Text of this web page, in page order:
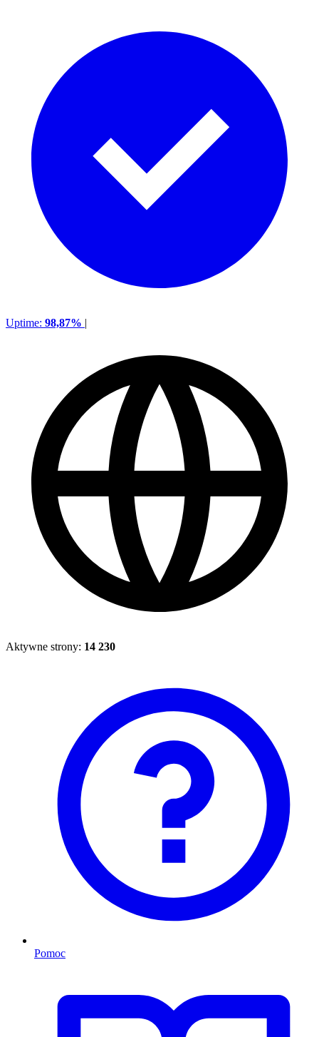
Uptime: 98,87% |
Aktywne strony: 14 230
Pomoc